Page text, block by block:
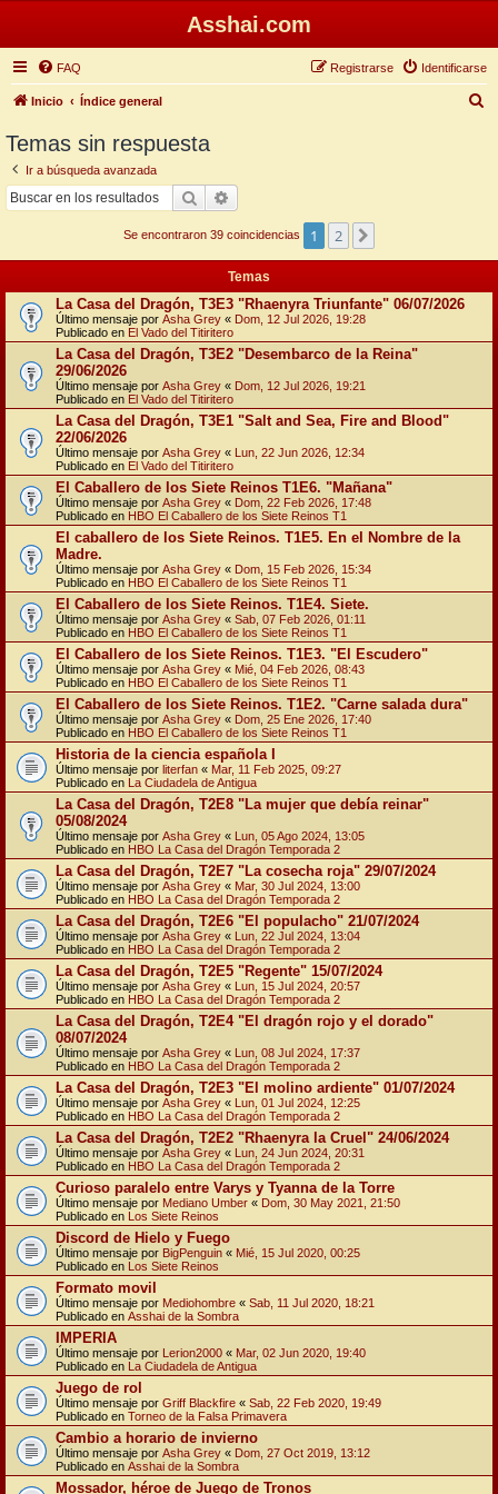
Asshai.com
FAQ Identificarse
Registrarse
Inicio Índice general
Temas sin respuesta
Ir a búsqueda avanzada
Buscar
Se encontraron 39 coincidencias 1 2
Temas
La Casa del Dragón, T3E3 "Rhaenyra Triunfante" 06/07/2026
Último mensaje por Asha Grey « Dom, 12 Jul 2026, 19:28
Publicado en El Vado del Titiritero
La Casa del Dragón, T3E2 "Desembarco de la Reina"
29/06/2026
Último mensaje por Asha Grey « Dom, 12 Jul 2026, 19:21
Publicado en El Vado del Titiritero
La Casa del Dragón, T3E1 "Salt and Sea, Fire and Blood"
22/06/2026
Último mensaje por Asha Grey « Lun, 22 Jun 2026, 12:34
Publicado en El Vado del Titiritero
El Caballero de los Siete Reinos T1E6. "Mañana"
Último mensaje por Asha Grey « Dom, 22 Feb 2026, 17:48
Publicado en HBO El Caballero de los Siete Reinos T1
El caballero de los Siete Reinos. T1E5. En el Nombre de la
Madre.
Último mensaje por Asha Grey « Dom, 15 Feb 2026, 15:34
Publicado en HBO El Caballero de los Siete Reinos T1
El Caballero de los Siete Reinos. T1E4. Siete.
Último mensaje por Asha Grey « Sab, 07 Feb 2026, 01:11
Publicado en HBO El Caballero de los Siete Reinos T1
El Caballero de los Siete Reinos. T1E3. "El Escudero"
Último mensaje por Asha Grey « Mié, 04 Feb 2026, 08:43
Publicado en HBO El Caballero de los Siete Reinos T1
El Caballero de los Siete Reinos. T1E2. "Carne salada dura"
Último mensaje por Asha Grey « Dom, 25 Ene 2026, 17:40
Publicado en HBO El Caballero de los Siete Reinos T1
Historia de la ciencia española I
Último mensaje por literfan « Mar, 11 Feb 2025, 09:27
Publicado en La Ciudadela de Antigua
La Casa del Dragón, T2E8 "La mujer que debía reinar"
05/08/2024
Último mensaje por Asha Grey « Lun, 05 Ago 2024, 13:05
Publicado en HBO La Casa del Dragón Temporada 2
La Casa del Dragón, T2E7 "La cosecha roja" 29/07/2024
Último mensaje por Asha Grey « Mar, 30 Jul 2024, 13:00
Publicado en HBO La Casa del Dragón Temporada 2
La Casa del Dragón, T2E6 "El populacho" 21/07/2024
Último mensaje por Asha Grey « Lun, 22 Jul 2024, 13:04
Publicado en HBO La Casa del Dragón Temporada 2
La Casa del Dragón, T2E5 "Regente" 15/07/2024
Último mensaje por Asha Grey « Lun, 15 Jul 2024, 20:57
Publicado en HBO La Casa del Dragón Temporada 2
La Casa del Dragón, T2E4 "El dragón rojo y el dorado"
08/07/2024
Último mensaje por Asha Grey « Lun, 08 Jul 2024, 17:37
Publicado en HBO La Casa del Dragón Temporada 2
La Casa del Dragón, T2E3 "El molino ardiente" 01/07/2024
Último mensaje por Asha Grey « Lun, 01 Jul 2024, 12:25
Publicado en HBO La Casa del Dragón Temporada 2
La Casa del Dragón, T2E2 "Rhaenyra la Cruel" 24/06/2024
Último mensaje por Asha Grey « Lun, 24 Jun 2024, 20:31
Publicado en HBO La Casa del Dragón Temporada 2
Curioso paralelo entre Varys y Tyanna de la Torre
Último mensaje por Mediano Umber « Dom, 30 May 2021, 21:50
Publicado en Los Siete Reinos
Discord de Hielo y Fuego
Último mensaje por BigPenguin « Mié, 15 Jul 2020, 00:25
Publicado en Los Siete Reinos
Formato movil
Último mensaje por Mediohombre « Sab, 11 Jul 2020, 18:21
Publicado en Asshai de la Sombra
IMPERIA
Último mensaje por Lerion2000 « Mar, 02 Jun 2020, 19:40
Publicado en La Ciudadela de Antigua
Juego de rol
Último mensaje por Griff Blackfire « Sab, 22 Feb 2020, 19:49
Publicado en Torneo de la Falsa Primavera
Cambio a horario de invierno
Último mensaje por Asha Grey « Dom, 27 Oct 2019, 13:12
Publicado en Asshai de la Sombra
Mossador, héroe de Juego de Tronos